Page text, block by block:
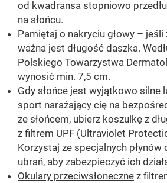
od kwadransa stopniowo
na słońcu.
Pamiętaj o nakryciu głowy – jeśli
ważna jest długość daszka.
Polskiego Towarzystwa
wynosić min. 7,5 cm.
Gdy słońce jest wyjątkowo silne
sport narażający cię na
ze słońcem, ubierz koszulkę z
z filtrem UPF (Ultraviolet
Korzystaj ze specjalnych płynów
ubrań, aby zabezpieczyć ich
Okulary przeciwsłoneczne z